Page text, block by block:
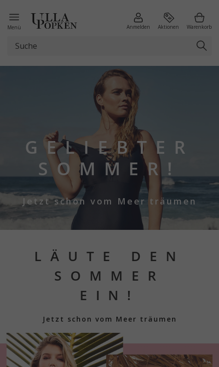
Menü Anmelden Aktionen Warenkorb
Jetzt schon vom Meer träumen
GELIEBTER
SOMMER!
LÄUTE DEN
SOMMER
EIN!
Jetzt schon vom Meer träumen